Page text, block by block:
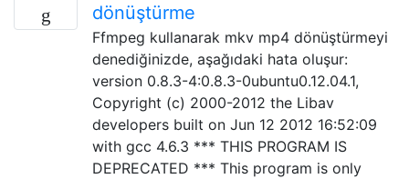
dönüştürme
Ffmpeg kullanarak mkv mp4 dönüştürmeyi
denediğinizde, aşağıdaki hata oluşur:
version 0.8.3-4:0.8.3-0ubuntu0.12.04.1,
Copyright (c) 2000-2012 the Libav
developers built on Jun 12 2012 16:52:09
with gcc 4.6.3 *** THIS PROGRAM IS
DEPRECATED *** This program is only